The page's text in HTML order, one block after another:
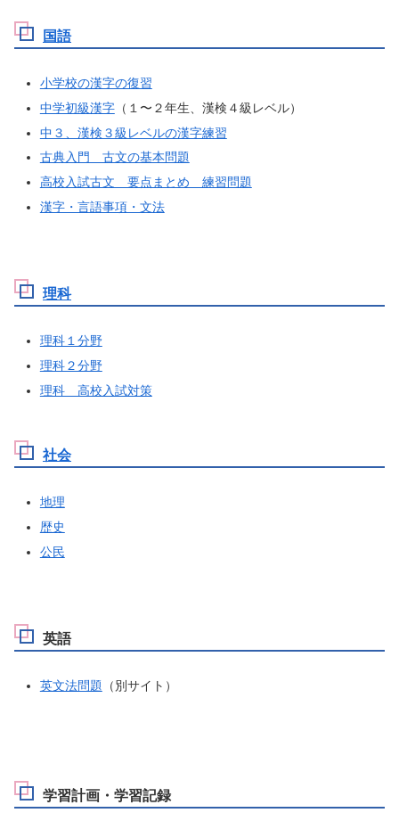
国語
小学校の漢字の復習
中学初級漢字（１〜２年生、漢検４級レベル）
中３、漢検３級レベルの漢字練習
古典入門 古文の基本問題
高校入試古文 要点まとめ 練習問題
漢字・言語事項・文法
理科
理科１分野
理科２分野
理科 高校入試対策
社会
地理
歴史
公民
英語
英文法問題 （別サイト）
学習計画・学習記録